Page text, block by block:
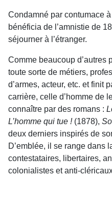
Condamné par contumace
bénéficia de l’amnistie de
séjourner à l’étranger.
Comme beaucoup d’autres
toute sorte de métiers,
d’armes, acteur, etc. et finit
carrière, celle d’homme de
connaître par des romans :
L’homme qui tue !(1878),
deux derniers inspirés de
D’emblée, il se range dans
contestataires, libertaires,
colonialistes et anti-